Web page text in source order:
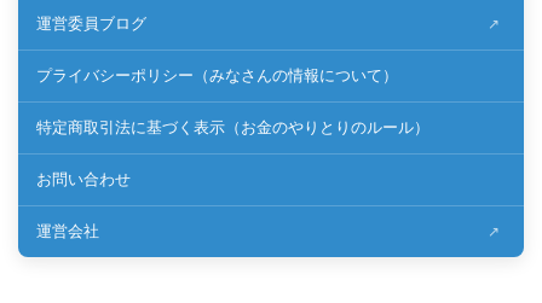
運営委員ブログ
プライバシーポリシー（みなさんの情報について）
特定商取引法に基づく表示（お金のやりとりのルール）
お問い合わせ
運営会社